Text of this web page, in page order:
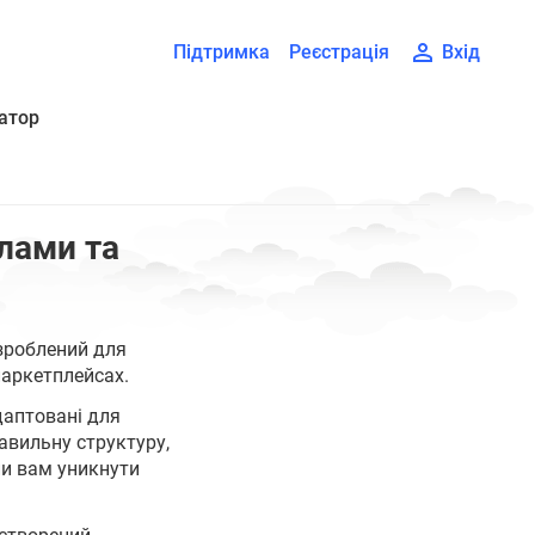
Підтримка Реєстрація Вхід
та
для
для
структуру,
вам уникнути